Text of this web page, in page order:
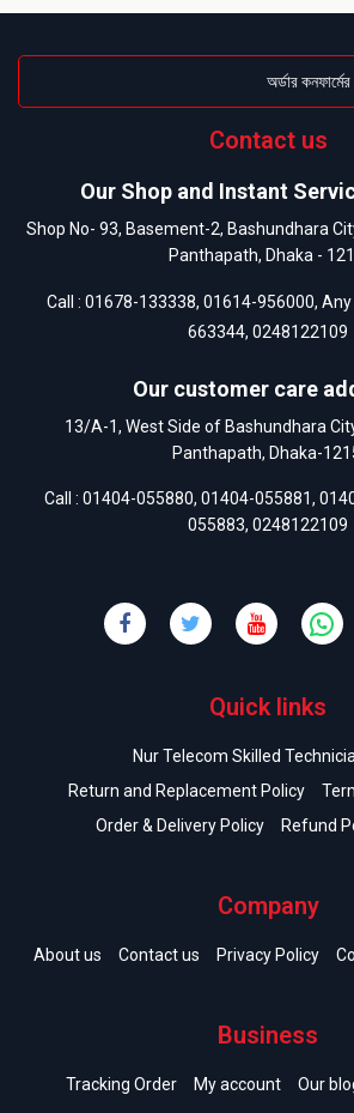
অর্ডার
Contact us
Our Shop and Instant
Shop No- 93, Basement-2, Bashundhara
Panthapath, Dhaka -
Call : 01678-133338, 01614-956000,
663344, 0248122109
Our customer care
13/A-1, West Side of Bashundhara
Panthapath, Dhaka-
Call : 01404-055880, 01404-055881,
055883, 0248122109
Quick links
Nur Telecom Skilled
Return and Replacement Policy
Order & Delivery Policy
Refund
Company
About us Contact us Privacy Policy
Business
Tracking Order My account Our